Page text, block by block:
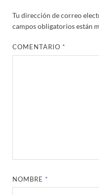
Tu dirección de correo
campos obligatorios están
COMENTARIO*
NOMBRE*